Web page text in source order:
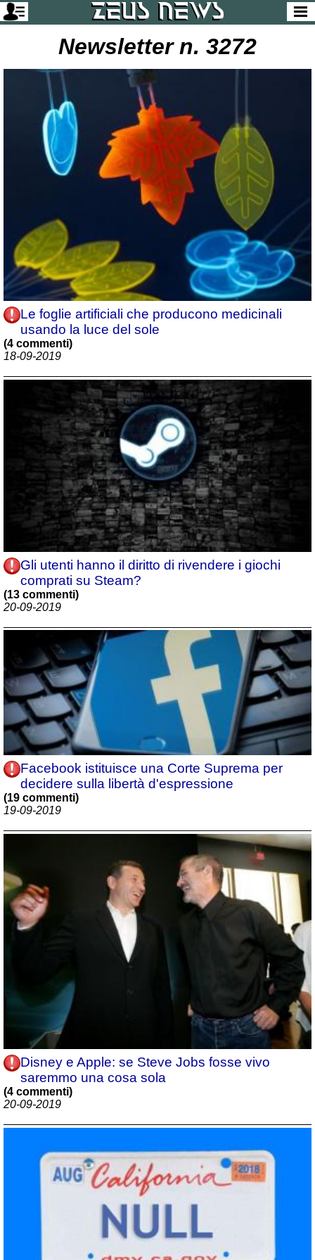
Newsletter n. 3272
Le foglie artificiali che producono medicinali
usando la luce del sole
(4 commenti)
18-09-2019
Gli utenti hanno il diritto di rivendere i giochi
comprati su Steam?
(13 commenti)
20-09-2019
Facebook istituisce una Corte Suprema per
decidere sulla libertà d'espressione
(19 commenti)
19-09-2019
Disney e Apple: se Steve Jobs fosse vivo
saremmo una cosa sola
(4 commenti)
20-09-2019